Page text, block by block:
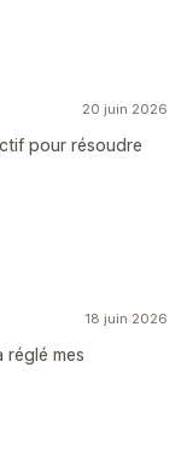
20 juin 2026
pour résoudre
18 juin 2026
réglé mes